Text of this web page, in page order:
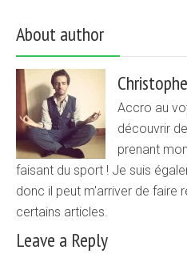
About author
Accro au
découvrir
prenant
faisant du sport ! Je suis
donc il peut m'arriver de faire
certains articles.
Leave a Reply